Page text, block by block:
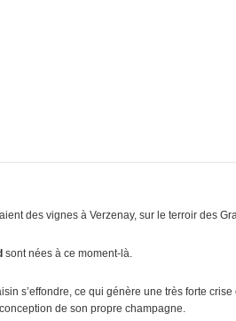
des vignes à Verzenay, sur le terroir des
sont nées à ce moment-là.
s’effondre, ce qui génère une très forte
de son propre champagne.